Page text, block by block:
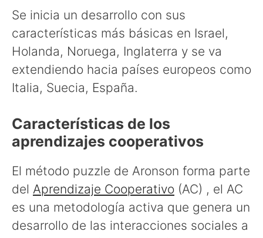
Se inicia un desarrollo con sus
características más básicas en Israel,
Holanda, Noruega, Inglaterra y se va
extendiendo hacia países europeos como
Italia, Suecia, España.
Características de los
aprendizajes cooperativos
El método puzzle de Aronson forma parte
del Aprendizaje Cooperativo (AC) , el AC
es una metodología activa que genera un
desarrollo de las interacciones sociales a